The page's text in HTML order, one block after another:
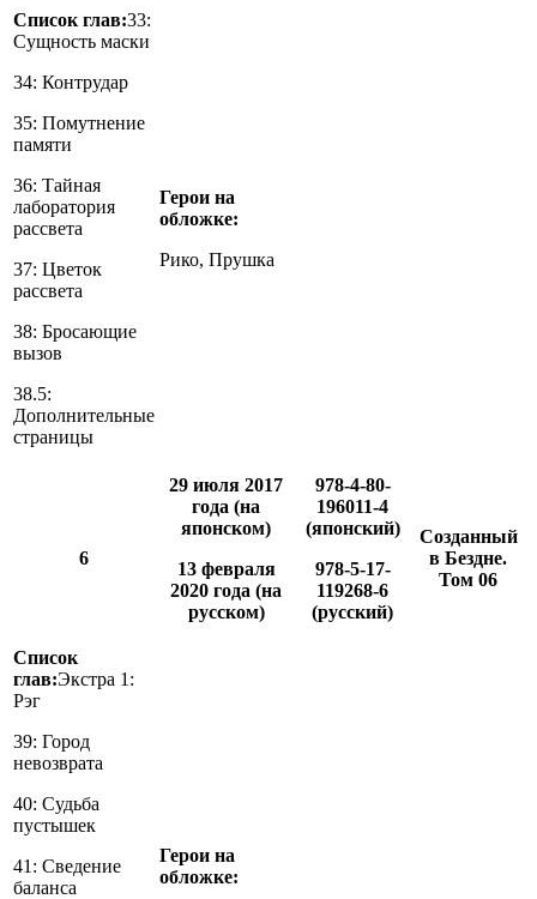
Список глав:33:
Сущность маски
34: Контрудар
35: Помутнение
памяти
36: Тайная
лаборатория
рассвета
37: Цветок
рассвета
38: Бросающие
вызов
38.5:
Дополнительные
страницы
Герои на
обложке:
Рико, Прушка
6
29 июля 2017
года (на
японском)
13 февраля
2020 года (на
русском)
978-4-80-
196011-4
(японский)
978-5-17-
119268-6
(русский)
Созданный
в Бездне.
Том 06
Список
глав:Экстра 1:
Рэг
39: Город
невозврата
40: Судьба
пустышек
41: Сведение
баланса
Герои на
обложке: